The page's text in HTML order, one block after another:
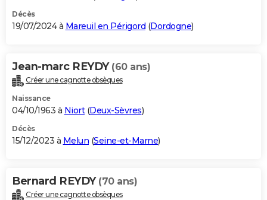
Décès
19/07/2024 à Mareuil en Périgord (Dordogne)
Jean-marc REYDY (60 ans)
Créer une cagnotte obsèques
Naissance
04/10/1963 à Niort(Deux-Sèvres)
Décès
15/12/2023 à Melun (Seine-et-Marne)
Bernard REYDY (70 ans)
Créer une cagnotte obsèques